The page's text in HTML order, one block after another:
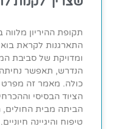
תקופת ההיריון
התארגנות לקראת
ומדויקת של סביבת
הנדרש, תאפשר
כולה. מאמר זה מפרט
הציוד הבסיסי
הביתה מבית החולים,
טיפוח והיגיינה חיוניים.